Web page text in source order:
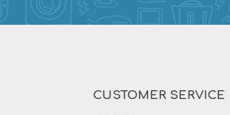
CUSTOMER SERVICE